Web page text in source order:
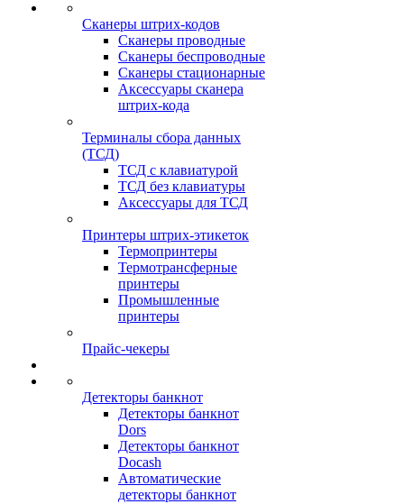
Сканеры штрих-кодов
Сканеры проводные
Сканеры беспроводные
Сканеры стационарные
Аксессуары сканера
штрих-кода
Терминалы сбора данных
(ТСД)
ТСД с клавиатурой
ТСД без клавиатуры
Аксессуары для ТСД
Принтеры штрих-этикеток
Термопринтеры
Термотрансферные
принтеры
Промышленные
принтеры
Прайс-чекеры
Детекторы банкнот
Детекторы банкнот
Dors
Детекторы банкнот
Docash
Автоматические
детекторы банкнот